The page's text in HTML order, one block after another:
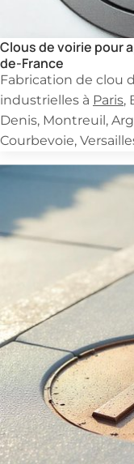
Clous de voirie pour
de-France
Fabrication de clou
industrielles à Paris,
Denis, Montreuil,
Courbevoie,